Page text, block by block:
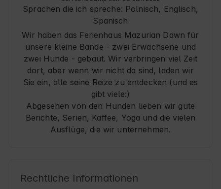
Sprachen die ich spreche: Polnisch, Englisch,
Spanisch
Wir haben das Ferienhaus Mazurian Dawn für
unsere kleine Bande - zwei Erwachsene und
zwei Hunde - gebaut. Wir verbringen viel Zeit
dort, aber wenn wir nicht da sind, laden wir
Sie ein, alle seine Reize zu entdecken (und es
gibt viele:)
Abgesehen von den Hunden lieben wir gute
Berichte, Serien, Kaffee, Yoga und die vielen
Ausflüge, die wir unternehmen.
Rechtliche Informationen